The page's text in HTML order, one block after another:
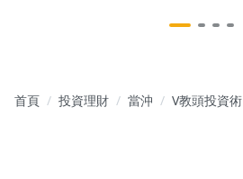
首頁 投資理財 當沖 V教頭投資術